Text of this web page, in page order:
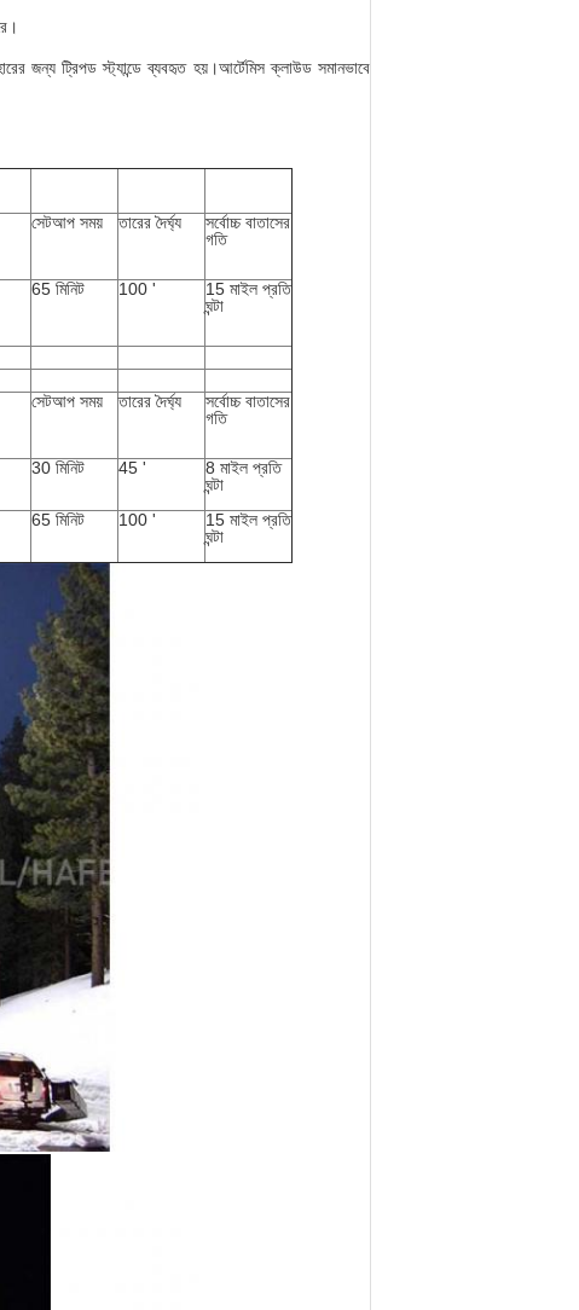
জন্য ট্রিপড স্ট্যান্ডে ব্যবহৃত হয়।আর্টেমিস ক্লাউড সমানভাবে
সেটআপ সময় তারের দৈর্ঘ্য
সর্বোচ্চ বাতাসের
গতি
65 মিনিট 100 '
15 মাইল প্রতি
ঘন্টা
সেটআপ সময় তারের দৈর্ঘ্য
সর্বোচ্চ বাতাসের
গতি
30 মিনিট 45 '
8 মাইল প্রতি
ঘন্টা
65 মিনিট 100 '
15 মাইল প্রতি
ঘন্টা